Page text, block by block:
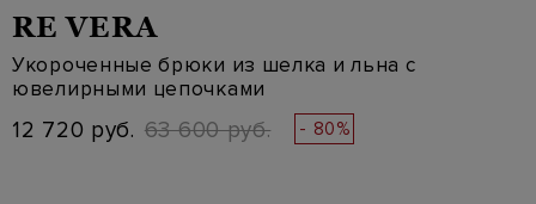
RE VERA
Укороченные брюки из шелка и льна с
ювелирными цепочками
12 720 руб. 63 600 руб. - 80%